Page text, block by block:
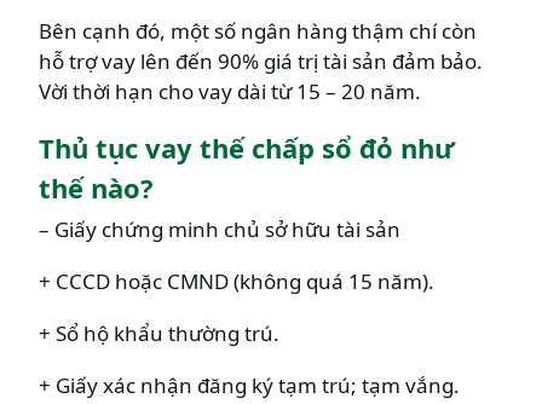
Bên cạnh đó, một số ngân hàng thậm chí còn
hỗ trợ vay lên đến 90% giá trị tài sản đảm bảo.
Vời thời hạn cho vay dài từ 15 – 20 năm.
Thủ tục vay thế chấp sổ đỏ như
thế nào?
– Giấy chứng minh chủ sở hữu tài sản
+ CCCD hoặc CMND (không quá 15 năm).
+ Sổ hộ khẩu thường trú.
+ Giấy xác nhận đăng ký tạm trú; tạm vắng.